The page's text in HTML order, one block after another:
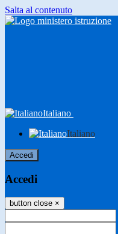
Salta al contenuto
Italiano
Italiano
Accedi
Accedi
button close ×